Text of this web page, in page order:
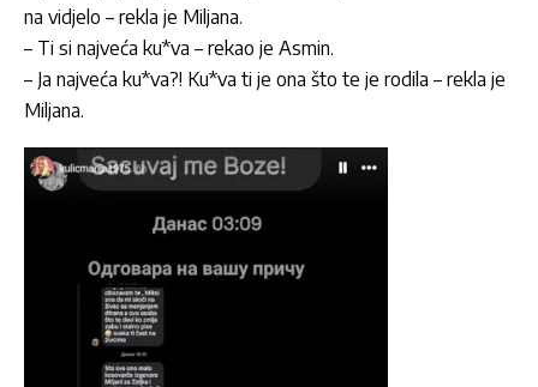
na vidjelo – rekla je Miljana.
– Ti si najveća ku*va – rekao je Asmin.
– Ja najveća ku*va?! Ku*va ti je ona što te je rodila – rekla je
Miljana.